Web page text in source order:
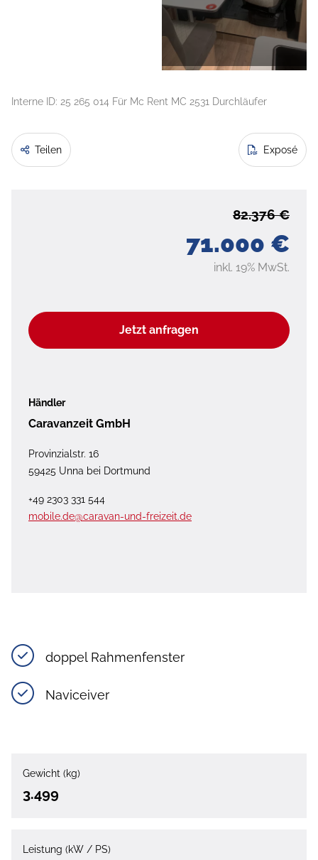
Interne ID: 25 265 014 Für Mc Rent MC 2531 Durchläufer
Teilen Exposé
71.000 €
82.376 €
inkl. 19% MwSt.
Jetzt anfragen
Händler
Caravanzeit GmbH
Provinzialstr. 16
59425 Unna bei Dortmund
+49 2303 331 544
mobile.de@caravan-und-freizeit.de
doppel Rahmenfenster
Naviceiver
Gewicht (kg)
3.499
Leistung (kW / PS)